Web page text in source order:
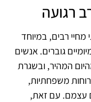
רגועה
רבים, במיוחד
גוברים. אנשים
המהיר, ובשגרת
משפחתיות,
עצמם. עם זאת,